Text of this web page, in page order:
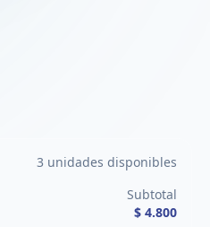
3 unidades disponibles
Subtotal
$ 4.800